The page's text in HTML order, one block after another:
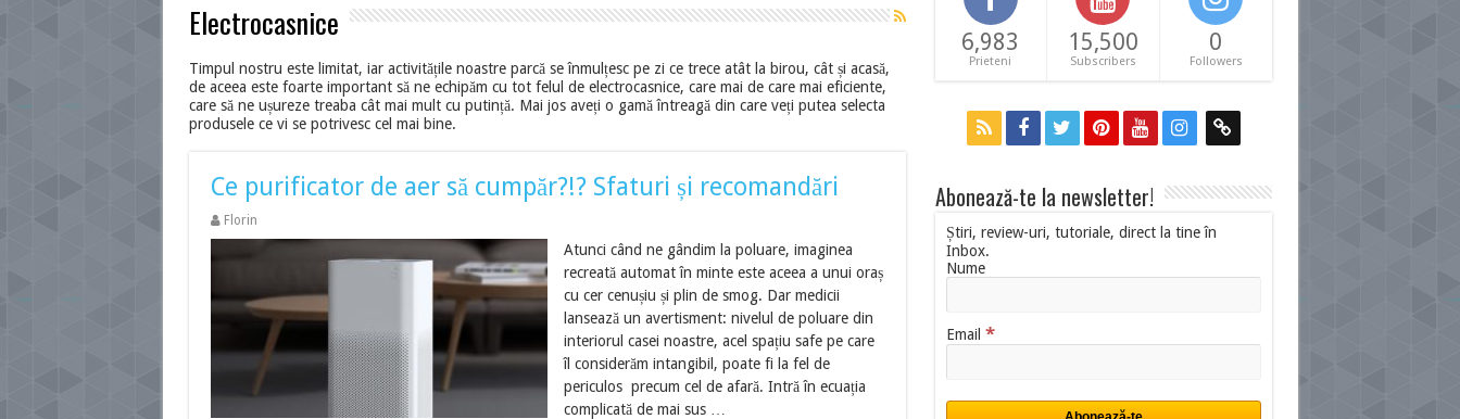
Electrocasnice
Timpul nostru este limitat, iar activitățile noastre parcă se înmulțesc pe zi ce trece atât la birou, cât și acasă,
de aceea este foarte important să ne echipăm cu tot felul de electrocasnice, care mai de care mai eficiente,
care să ne ușureze treaba cât mai mult cu putință. Mai jos aveți o gamă întreagă din care veți putea selecta
produsele ce vi se potrivesc cel mai bine.
Ce purificator de aer să cumpăr?!? Sfaturi și recomandări
Florin
Atunci când ne gândim la poluare, imaginea
recreată automat în minte este aceea a unui oraș
cu cer cenușiu și plin de smog. Dar medicii
lansează un avertisment: nivelul de poluare din
interiorul casei noastre, acel spațiu safe pe care
îl considerăm intangibil, poate fi la fel de
periculos precum cel de afară. Intră în ecuația
complicată de mai sus …
6,983
Prieteni
15,500
Subscribers
0
Followers
Abonează-te la newsletter!
Știri, review-uri, tutoriale, direct la tine în
Inbox.
Nume
Email *